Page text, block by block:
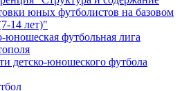
юных футболистов на базовом
14 лет)"
юношеская футбольная лига
детско-юношеского футбола